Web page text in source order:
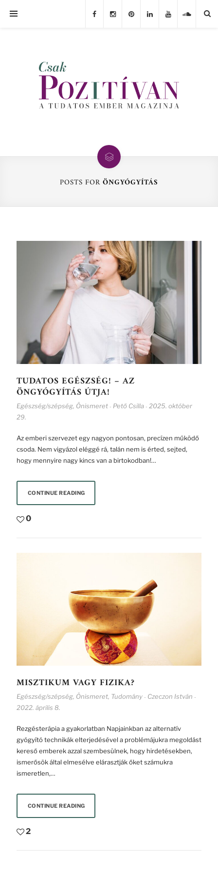
POSTS FORÖNGYÓGYÍTÁS
TUDATOS EGÉSZSÉG! – AZ
ÖNGYÓGYÍTÁS ÚTJA!
Egészség/szépség, Önismeret - Pető Csilla - 2025. október
29.
Az emberi szervezet egy nagyon pontosan, precízen működő
csoda. Nem vigyázol eléggé rá, talán nem is érted, sejted,
hogy mennyire nagy kincs van a birtokodban!…
CONTINUE READING
0
MISZTIKUM VAGY FIZIKA?
Egészség/szépség, Önismeret, Tudomány - Czeczon István -
2022. április 8.
Rezgésterápia a gyakorlatban Napjainkban az alternatív
gyógyító technikák elterjedésével a problémájukra megoldást
kereső emberek azzal szembesülnek, hogy hirdetésekben,
ismerősök által elmesélve elárasztják őket számukra
ismeretlen,…
CONTINUE READING
2